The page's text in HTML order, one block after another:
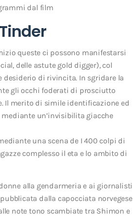
dal film
queste ci possono manifestarsi
delle astute gold digger), col
di rivincita. In sgridare la
gli occhi foderati di prosciutto
Il merito di simile identificazione ed
un’invisibilita giacche
una scena de I 400 colpi di
complesso il eta e lo ambito di
alla gendarmeria e ai giornalisti
dalla capocciata norvegese
note tono scambiate tra Shimon e